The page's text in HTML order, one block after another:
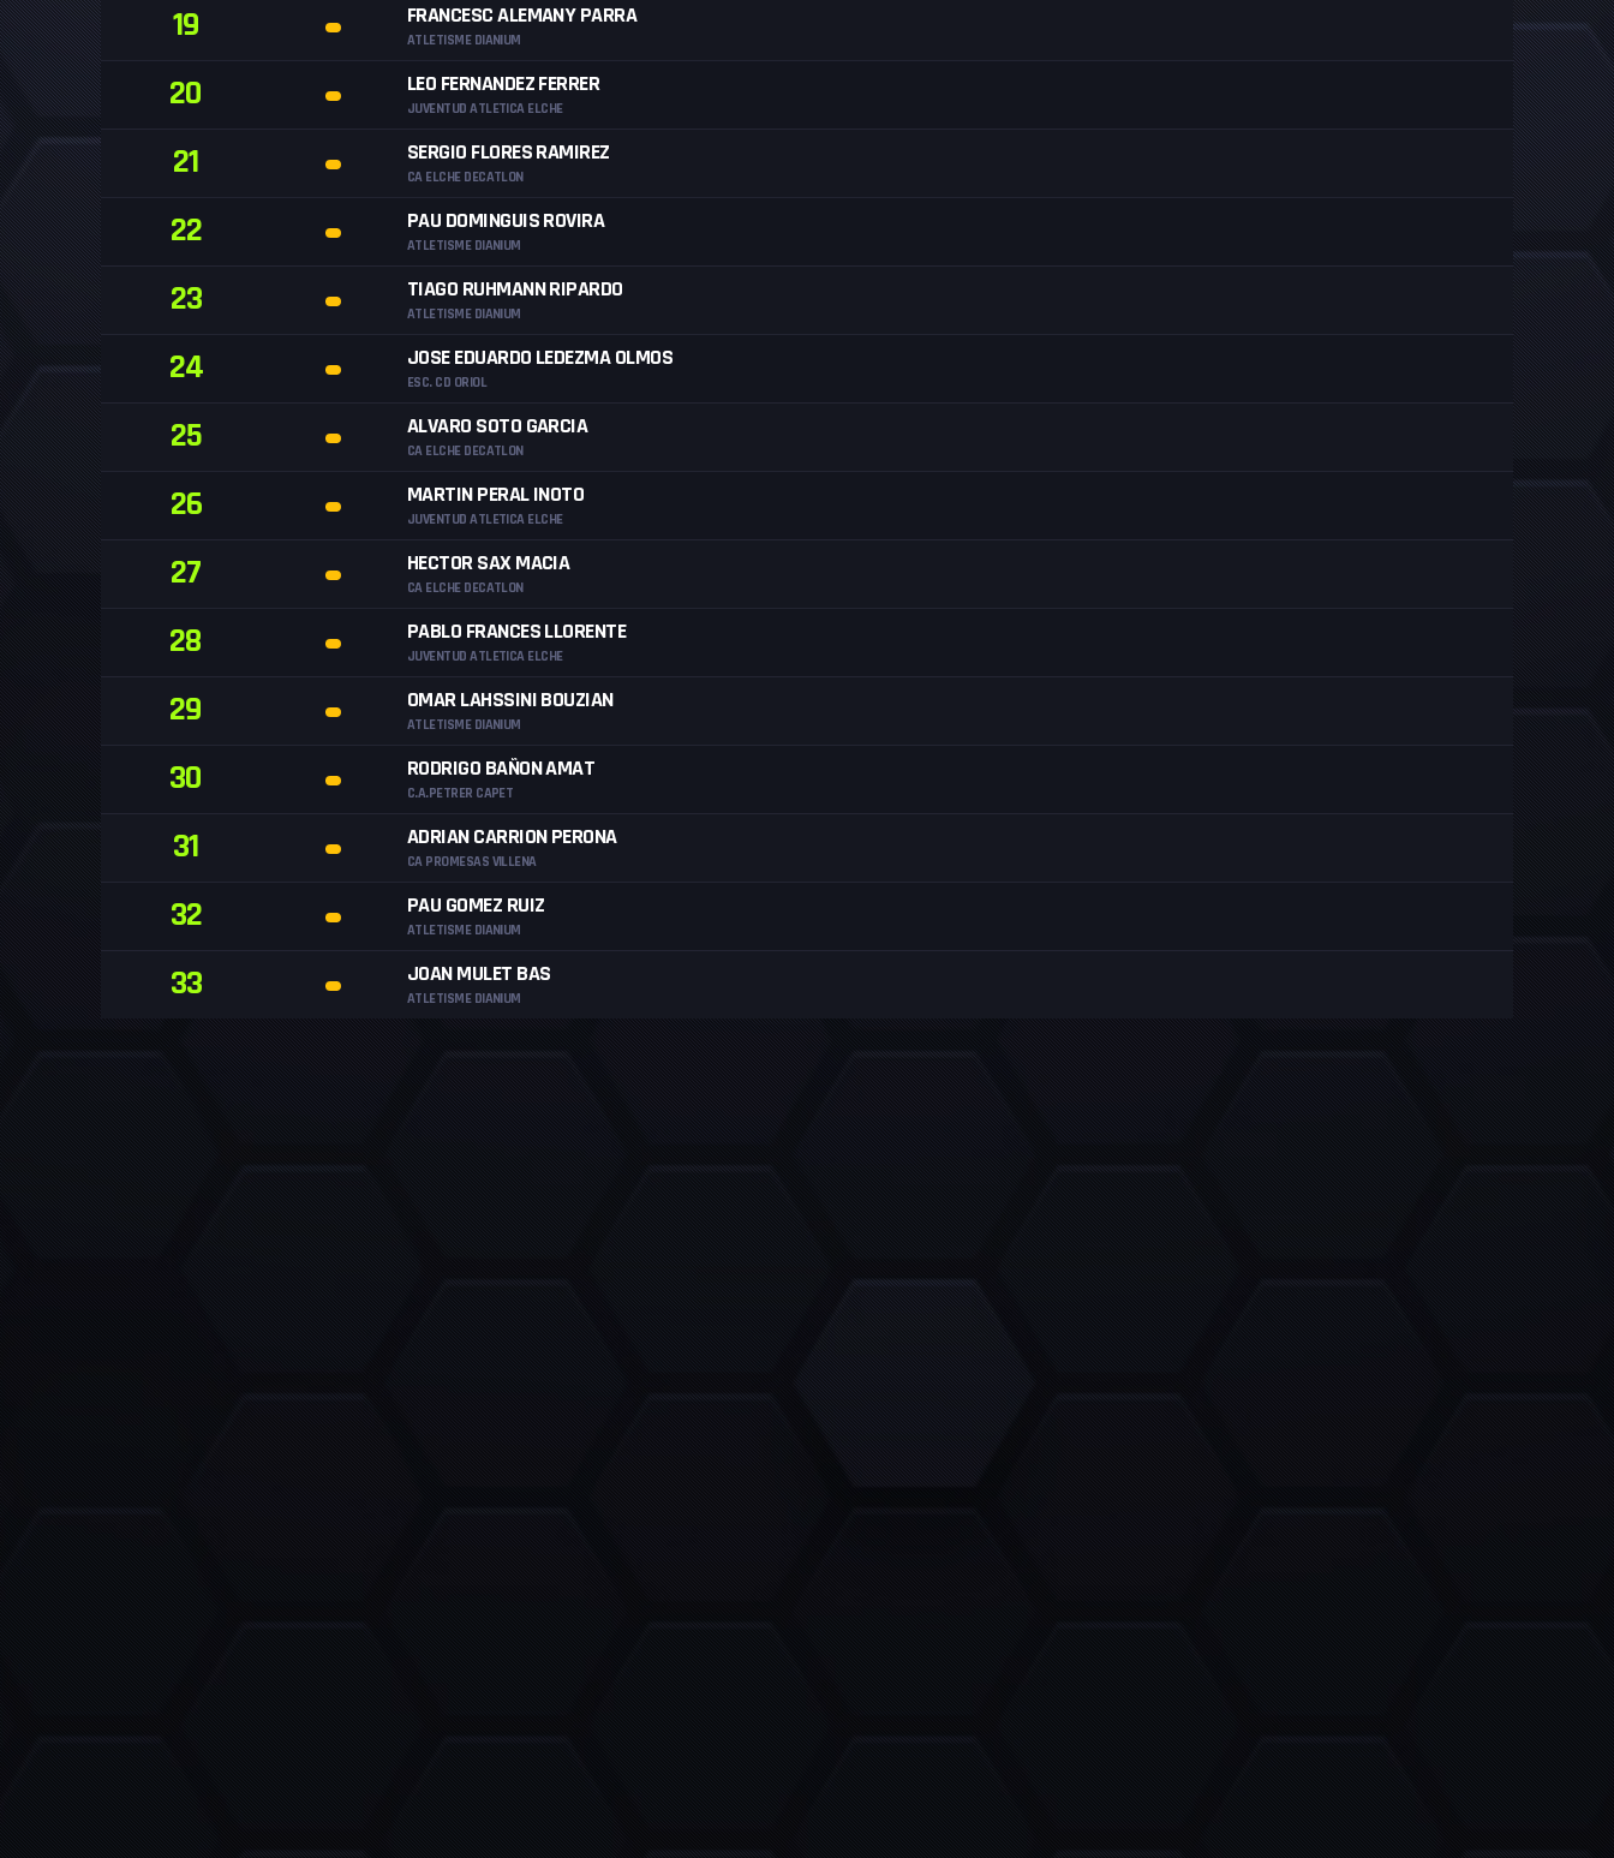
19 FRANCESC ALEMANY PARRA
ATLETISME DIANIUM
20 LEO FERNANDEZ FERRER
JUVENTUD ATLETICA ELCHE
21 SERGIO FLORES RAMIREZ
CA ELCHE DECATLON
22 PAU DOMINGUIS ROVIRA
ATLETISME DIANIUM
23 TIAGO RUHMANN RIPARDO
ATLETISME DIANIUM
24 JOSE EDUARDO LEDEZMA OLMOS
ESC. CD ORIOL
25 ALVARO SOTO GARCIA
CA ELCHE DECATLON
26 MARTIN PERAL INOTO
JUVENTUD ATLETICA ELCHE
27 HECTOR SAX MACIA
CA ELCHE DECATLON
28 PABLO FRANCES LLORENTE
JUVENTUD ATLETICA ELCHE
29 OMAR LAHSSINI BOUZIAN
ATLETISME DIANIUM
30 RODRIGO BAÑON AMAT
C.A.PETRER CAPET
31 ADRIAN CARRION PERONA
CA PROMESAS VILLENA
32 PAU GOMEZ RUIZ
ATLETISME DIANIUM
33 JOAN MULET BAS
ATLETISME DIANIUM